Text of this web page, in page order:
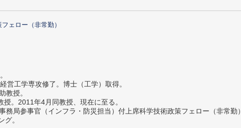
ェロー（非常勤）
営工学専攻修了。博士（工学）取得。
教授。
。2011年4月同教授、現在に至る。
局参事官（インフラ・防災担当）付上席科学技術政策フェロー（非常勤）
。